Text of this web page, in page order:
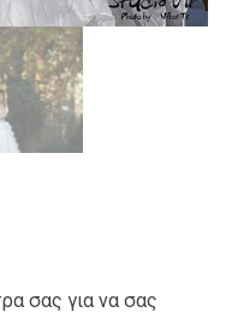
σας για να σας